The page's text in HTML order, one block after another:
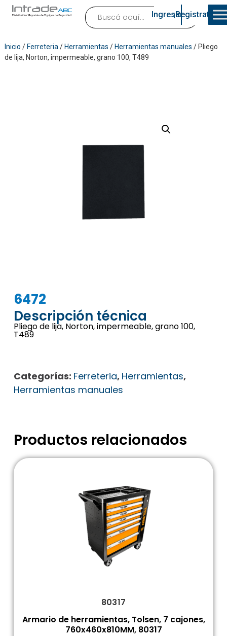
Ingresar¡Registrate!
Inicio / Ferreteria / Herramientas / Herramientas manuales / Pliego
de lija, Norton, impermeable, grano 100, T489
6472
Descripción técnica
Pliego de lija, Norton, impermeable, grano 100,
T489
Categorías: Ferreteria, Herramientas,
Herramientas manuales
Productos relacionados
80317
Armario de herramientas, Tolsen, 7 cajones,
760x460x810MM, 80317